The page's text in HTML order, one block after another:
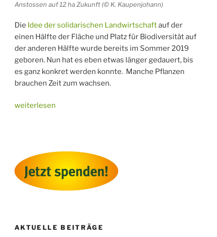
Anstossen auf 12 ha Zukunft (© K. Kaupenjohann)
Die Idee der solidarischen Landwirtschaftauf der
einen Hälfte der Fläche und Platz für Biodiversität auf
der anderen Hälfte wurde bereits im Sommer 2019
geboren. Nun hat es eben etwas länger gedauert, bis
es ganz konkret werden konnte. Manche Pflanzen
brauchen Zeit zum wachsen.
„12
Zukunft!“
weiterlesen
AKTUELLE BEITRÄGE